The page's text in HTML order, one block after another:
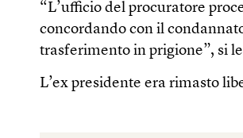
“L’ufficio del procuratore
concordando con il
trasferimento in prigione”, si
L’ex presidente era rimasto